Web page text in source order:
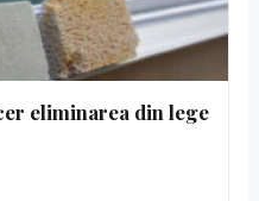
eliminarea din lege